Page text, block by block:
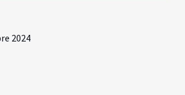
2024